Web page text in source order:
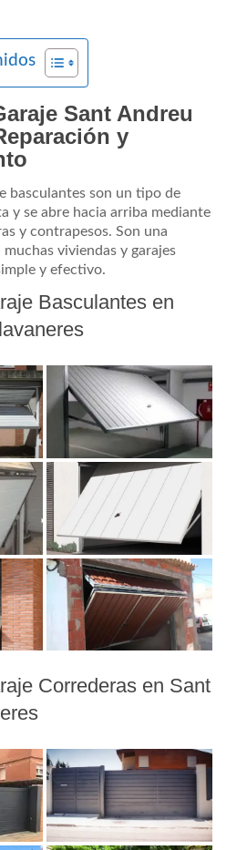
Sant Andreu
y
basculantes son un tipo de
y se abre hacia arriba mediante
y contrapesos. Son una
viviendas y garajes
y efectivo.
Basculantes en
Correderas en Sant